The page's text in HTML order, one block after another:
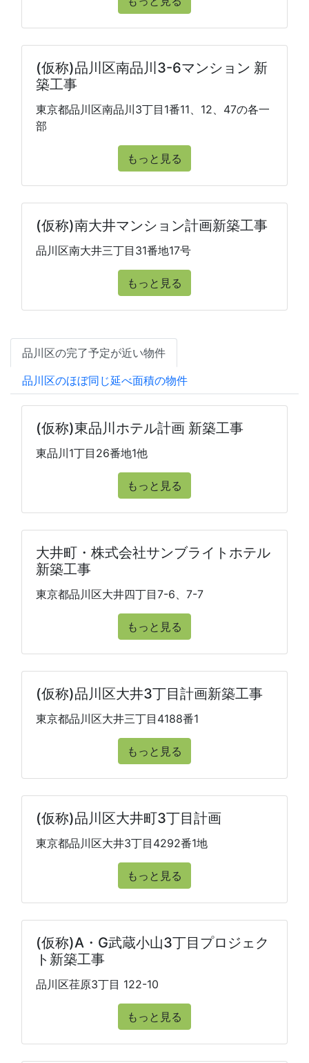
(仮称)品川区南品川3-6マンション 新
築工事
東京都品川区南品川3丁目1番11、12、47の各一
部
もっと見る
(仮称)南大井マンション計画新築工事
品川区南大井三丁目31番地17号
もっと見る
品川区の完了予定が近い物件
品川区のほぼ同じ延べ面積の物件
(仮称)東品川ホテル計画 新築工事
東品川1丁目26番地1他
もっと見る
大井町・株式会社サンブライトホテル
新築工事
東京都品川区大井四丁目7-6、7-7
もっと見る
(仮称)品川区大井3丁目計画新築工事
東京都品川区大井三丁目4188番1
もっと見る
(仮称)品川区大井町3丁目計画
東京都品川区大井3丁目4292番1地
もっと見る
(仮称)A・G武蔵小山3丁目プロジェク
ト新築工事
品川区荏原3丁目 122-10
もっと見る